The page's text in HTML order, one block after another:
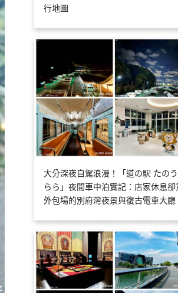
行地圖
大分深夜自駕浪漫！「道の駅 たのう
らら」夜間車中泊實記：店家休息卻
外包場的別府灣夜景與復古電車大廳